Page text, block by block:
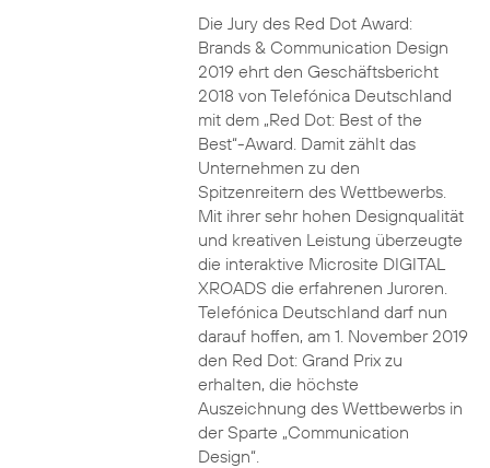
Die Jury des Red Dot Award:
Brands & Communication Design
2019 ehrt den Geschäftsbericht
2018 von Telefónica Deutschland
mit dem „Red Dot: Best of the
Best“-Award. Damit zählt das
Unternehmen zu den
Spitzenreitern des Wettbewerbs.
Mit ihrer sehr hohen Designqualität
und kreativen Leistung überzeugte
die interaktive Microsite DIGITAL
XROADS die erfahrenen Juroren.
Telefónica Deutschland darf nun
darauf hoffen, am 1. November 2019
den Red Dot: Grand Prix zu
erhalten, die höchste
Auszeichnung des Wettbewerbs in
der Sparte „Communication
Design“.